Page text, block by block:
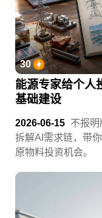
30
能源专家给个人
基础建设
2026-06-15 不报
拆解AI需求链，带
原物料投资机会。